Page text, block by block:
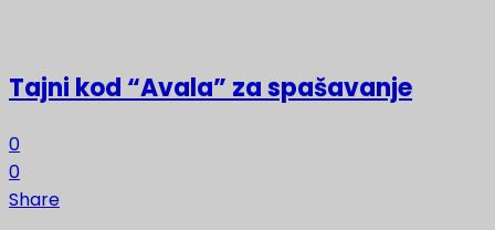
Tajni kod “Avala” za spašavanje
0
0
Share